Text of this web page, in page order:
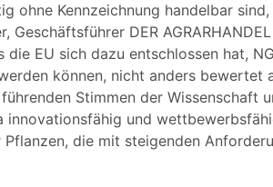
ohne Kennzeichnung handelbar
DER
EU sich dazu entschlossen hat,
können, nicht anders bewertet
Stimmen der Wissenschaft
und
die mit steigenden